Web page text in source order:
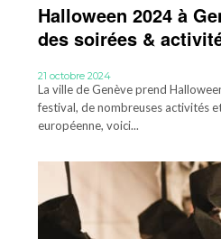
Halloween 2024 à
des soirées &
21 octobre 2024
La ville de Genève prend
festival, de nombreuses activités
européenne, voici...